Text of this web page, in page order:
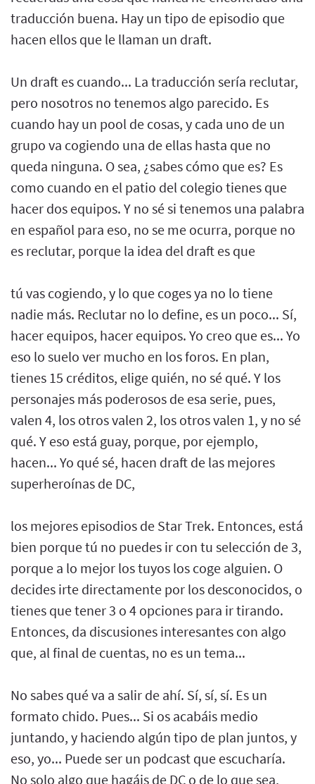
traducción buena. Hay un tipo de episodio que
hacen ellos que le llaman un draft.
Un draft es cuando... La traducción sería reclutar,
pero nosotros no tenemos algo parecido. Es
cuando hay un pool de cosas, y cada uno de un
grupo va cogiendo una de ellas hasta que no
queda ninguna. O sea, ¿sabes cómo que es? Es
como cuando en el patio del colegio tienes que
hacer dos equipos. Y no sé si tenemos una palabra
en español para eso, no se me ocurra, porque no
es reclutar, porque la idea del draft es que
tú vas cogiendo, y lo que coges ya no lo tiene
nadie más. Reclutar no lo define, es un poco... Sí,
hacer equipos, hacer equipos. Yo creo que es... Yo
eso lo suelo ver mucho en los foros. En plan,
tienes 15 créditos, elige quién, no sé qué. Y los
personajes más poderosos de esa serie, pues,
valen 4, los otros valen 2, los otros valen 1, y no sé
qué. Y eso está guay, porque, por ejemplo,
hacen... Yo qué sé, hacen draft de las mejores
superheroínas de DC,
los mejores episodios de Star Trek. Entonces, está
bien porque tú no puedes ir con tu selección de 3,
porque a lo mejor los tuyos los coge alguien. O
decides irte directamente por los desconocidos, o
tienes que tener 3 o 4 opciones para ir tirando.
Entonces, da discusiones interesantes con algo
que, al final de cuentas, no es un tema...
No sabes qué va a salir de ahí. Sí, sí, sí. Es un
formato chido. Pues... Si os acabáis medio
juntando, y haciendo algún tipo de plan juntos, y
eso, yo... Puede ser un podcast que escucharía.
No solo algo que hagáis de DC o de lo que sea,